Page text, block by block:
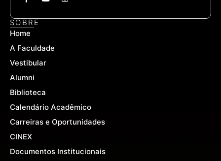
a
e
b
o
k
f
t
n
t
SOBRE
Home
A Faculdade
Vestibular
Alumni
Biblioteca
Calendário Acadêmico
Carreiras e Oportunidades
CINEX
Documentos Institucionais